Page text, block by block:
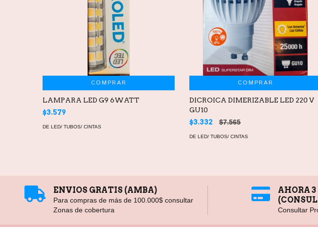
COMPRAR
LAMPARA LED G9 6WATT
$3.579
DE LED/ TUBOS/ CINTAS
COMPRAR
DICROICA DIMERIZABLE LED 220 V
GU10
$3.332
$7.565
DE LED/ TUBOS/ CINTAS
ENVIOS GRATIS (AMBA)
Para compras de más de 100.000$ consultar
Zonas de cobertura
AHORA
Consultar